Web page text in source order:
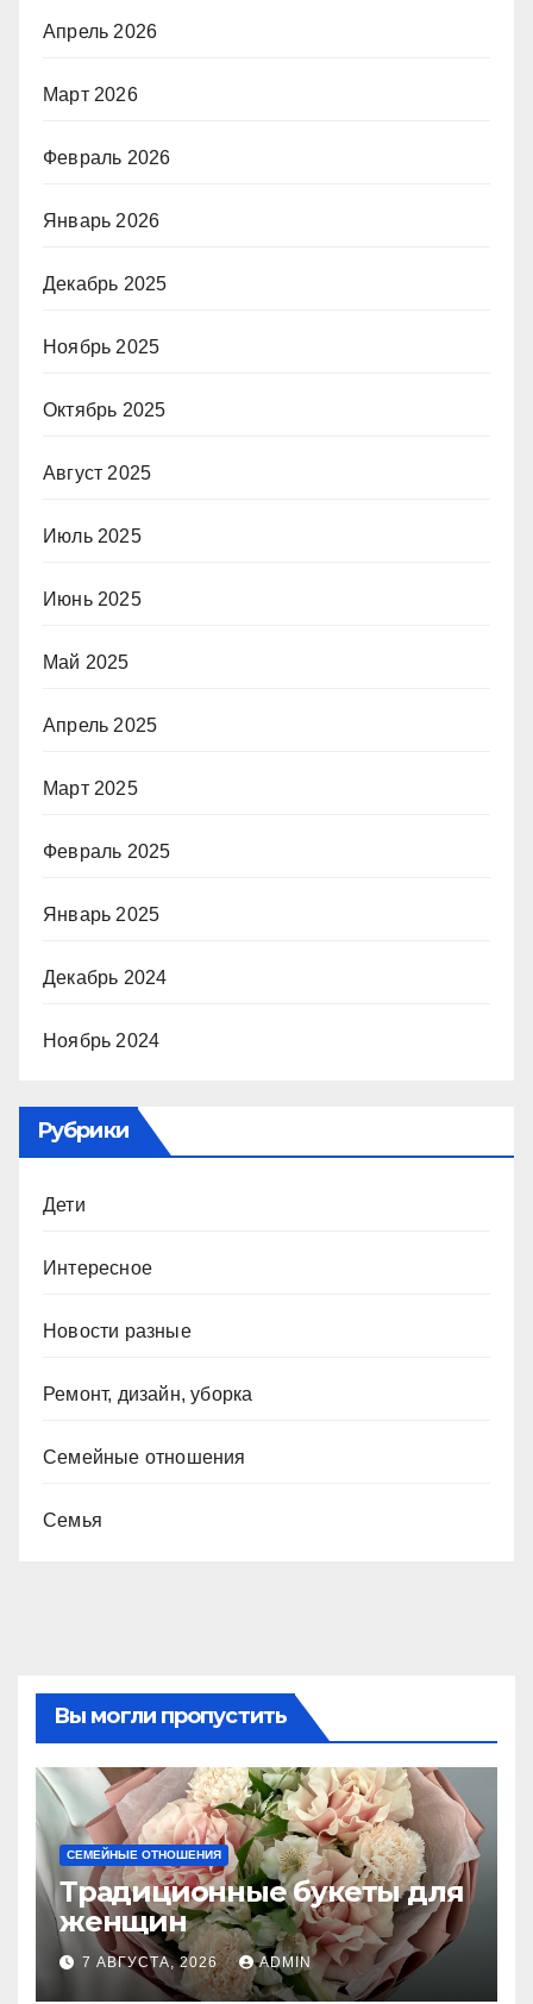
Апрель 2026
Март 2026
Февраль 2026
Январь 2026
Декабрь 2025
Ноябрь 2025
Октябрь 2025
Август 2025
Июль 2025
Июнь 2025
Май 2025
Апрель 2025
Март 2025
Февраль 2025
Январь 2025
Декабрь 2024
Ноябрь 2024
Рубрики
Дети
Интересное
Новости разные
Ремонт, дизайн, уборка
Семейные отношения
Семья
Вы могли пропустить
СЕМЕЙНЫЕ ОТНОШЕНИЯ
Традиционные букеты для
женщин
7 АВГУСТА, 2026 ADMIN